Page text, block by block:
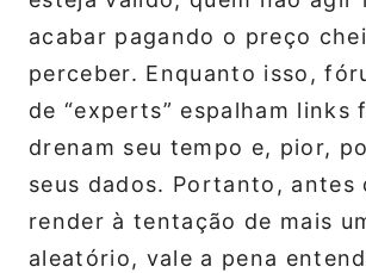
acabar pagando o preço
perceber. Enquanto isso,
de “experts” espalham links
drenam seu tempo e, pior,
seus dados. Portanto, antes
render à tentação de mais
aleatório, vale a pena